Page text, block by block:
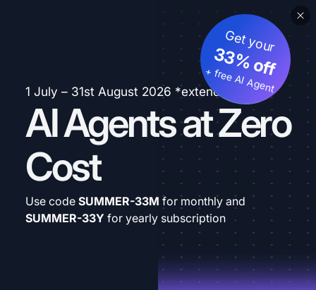
1 July – 31st August 2026 *extended
AI Agents at Zero
Cost
Get your
33% off
+ free AI Agent
Use code SUMMER-33M for monthly and
SUMMER-33Y for yearly subscription